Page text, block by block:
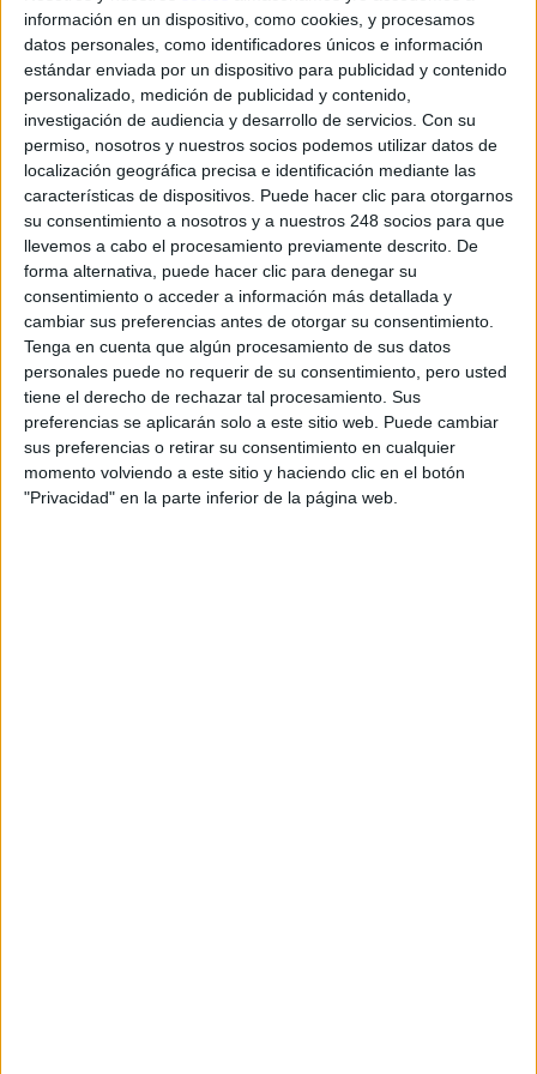
información en un dispositivo, como cookies, y procesamos
datos personales, como identificadores únicos e información
estándar enviada por un dispositivo para publicidad y contenido
personalizado, medición de publicidad y contenido,
investigación de audiencia y desarrollo de servicios. Con su
permiso, nosotros y nuestros socios podemos utilizar datos de
localización geográfica precisa e identificación mediante las
características de dispositivos. Puede hacer clic para otorgarnos
su consentimiento a nosotros y a nuestros 248 socios para que
llevemos a cabo el procesamiento previamente descrito. De
forma alternativa, puede hacer clic para denegar su
consentimiento o acceder a información más detallada y
cambiar sus preferencias antes de otorgar su consentimiento.
Tenga en cuenta que algún procesamiento de sus datos
personales puede no requerir de su consentimiento, pero usted
tiene el derecho de rechazar tal procesamiento. Sus
preferencias se aplicarán solo a este sitio web. Puede cambiar
sus preferencias o retirar su consentimiento en cualquier
momento volviendo a este sitio y haciendo clic en el botón
"Privacidad" en la parte inferior de la página web.
If you spend more time filling out and organizing
paperwork than dedicating yourself to what
really matters, maybe it's time to consider a
change in HR management.
Improving HR management improves the entire
company.
Discover all the reasons why you should bet on
a tool that makes it easy for you.
Get the guide for free!